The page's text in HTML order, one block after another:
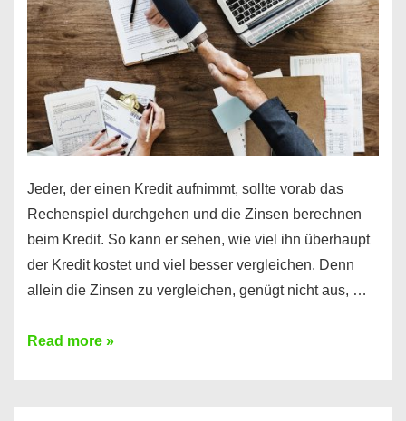
Jeder, der einen Kredit aufnimmt, sollte vorab das
Rechenspiel durchgehen und die Zinsen berechnen
beim Kredit. So kann er sehen, wie viel ihn überhaupt
der Kredit kostet und viel besser vergleichen. Denn
allein die Zinsen zu vergleichen, genügt nicht aus, …
Ganz
Read more »